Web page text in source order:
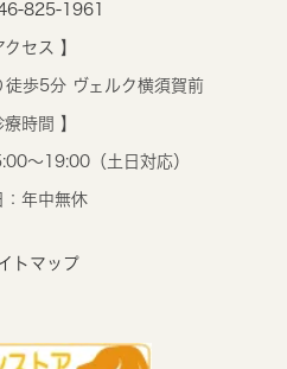
825-1961
クセス 】
徒歩5分 ヴェルク横須賀前
療時間 】
～19:00（土日対応）
：年中無休
トマップ